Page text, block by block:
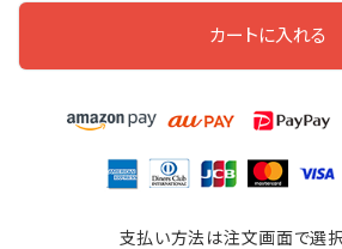
カートに入れる
支払い方法は注文画面で選択